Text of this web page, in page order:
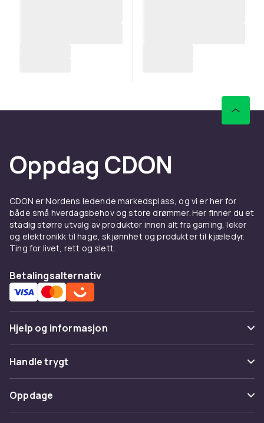
Oppdag CDON
CDON er Nordens ledende markedsplass, og vi er her for
både små hverdagsbehov og store drømmer. Her finner du et
stadig større utvalg av produkter innen alt fra gaming, leker
og elektronikk til hage, skjønnhet og produkter til kjæledyr.
Ting for livet, rett og slett.
Betalingsalternativ
Hjelp og informasjon
Vanlige spørsmål
Spor pakke
Angre & returner her
Handle trygt
Betaling
Levering
Oppdage